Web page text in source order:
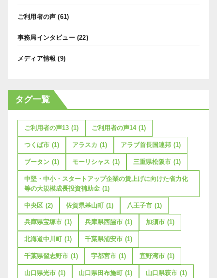
ご利用者の声 (61)
事務局インタビュー(22)
メディア情報 (9)
タグ一覧
ご利用者の声13 (1) ご利用者の声14 (1)
つくば市 (1) アラスカ (1) アラブ首長国連邦 (1)
ブータン (1) モーリシャス (1) 三重県松阪市 (1)
中堅・中小・スタートアップ企業の賃上げに向けた省力化
等の大規模成長投資補助金 (1)
中央区 (2) 佐賀県基山町 (1) 八王子市 (1)
兵庫県宝塚市 (1) 兵庫県西脇市 (1) 加須市 (1)
北海道中川町 (1) 千葉県浦安市 (1)
千葉県習志野市 (1) 宇都宮市 (1) 宜野湾市 (1)
山口県光市 (1) 山口県田布施町 (1) 山口県萩市 (1)